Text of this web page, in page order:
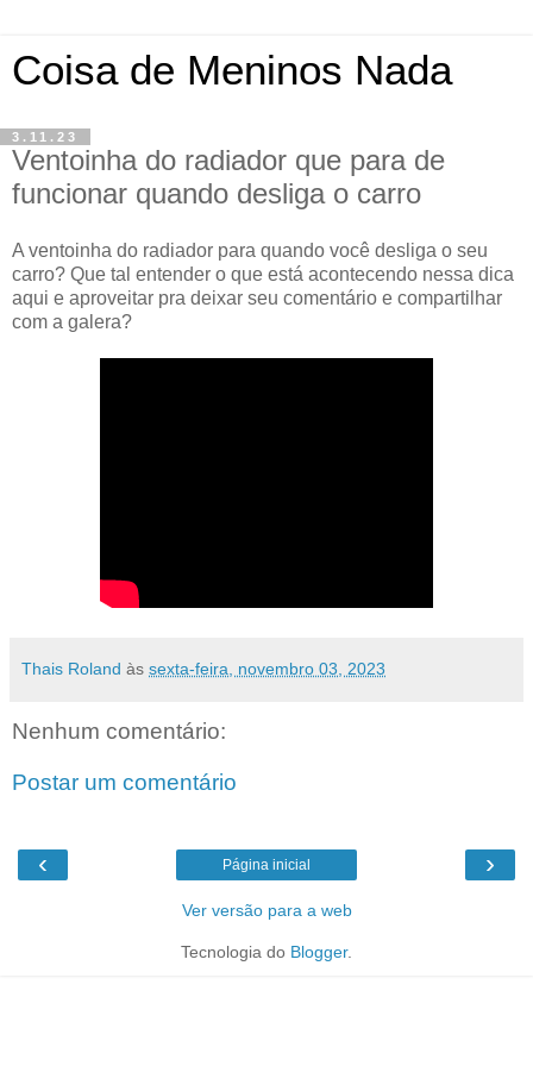
Coisa de Meninos Nada
3.11.23
Ventoinha do radiador que para de
funcionar quando desliga o carro
A ventoinha do radiador para quando você desliga o seu
carro? Que tal entender o que está acontecendo nessa dica
aqui e aproveitar pra deixar seu comentário e compartilhar
com a galera?
Thais Roland às sexta-feira, novembro 03, 2023
Nenhum comentário:
Postar um comentário
‹ ›
Página inicial
Ver versão para a web
Tecnologia do Blogger.